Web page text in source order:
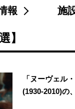
報
施
】
「ヌーヴェル
(1930-2010)の